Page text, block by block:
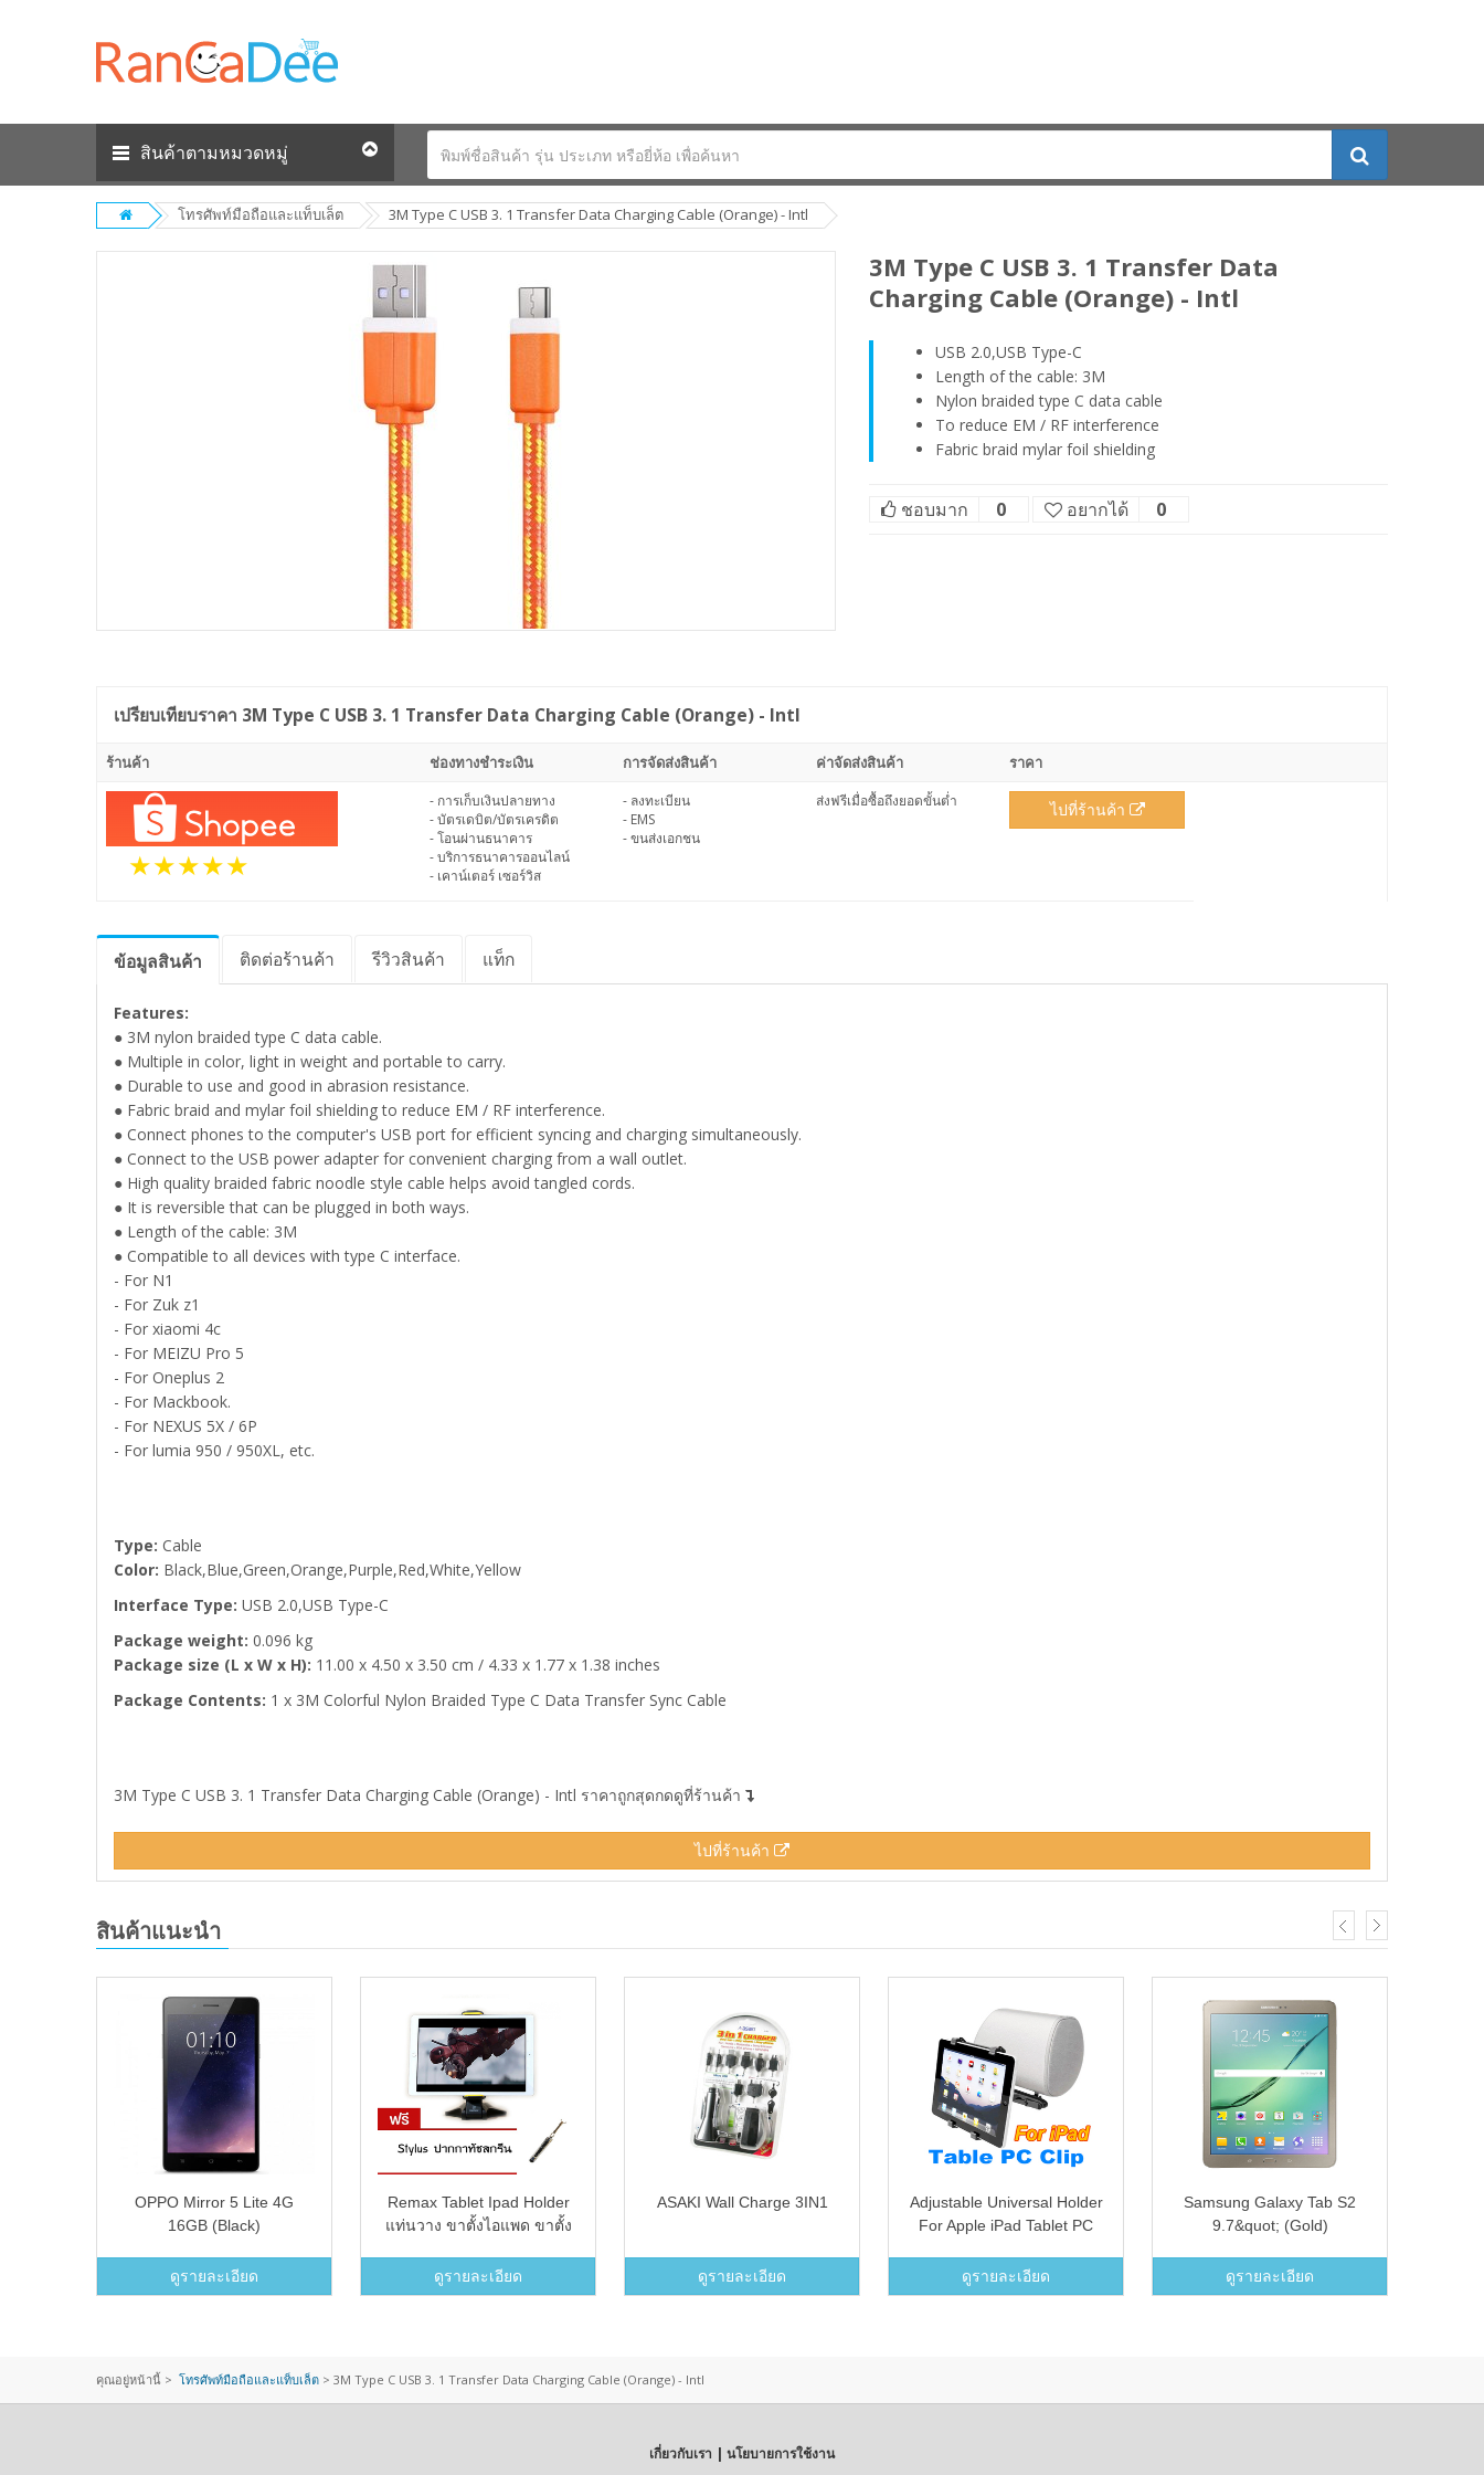
สินค้าตามหมวดหมู่
โทรศัพท์มือถือและแท็บเล็ต 3M Type C USB 3. 1 Transfer Data Charging Cable (Orange) - Intl
3M Type C USB 3. 1 Transfer Data
Charging Cable (Orange) - Intl
USB 2.0,USB Type-C
Length of the cable: 3M
Nylon braided type C data cable
To reduce EM / RF interference
Fabric braid mylar foil shielding
ชอบมาก 0 อยากได้ 0
เปรียบเทียบราคา 3M Type C USB 3. 1 Transfer Data Charging Cable (Orange) - Intl
ร้านค้า ช่องทางชำระเงิน การจัดส่งสินค้า ค่าจัดส่งสินค้า ราคา
- การเก็บเงินปลายทาง
- บัตรเดบิต/บัตรเครดิต
- โอนผ่านธนาคาร
- บริการธนาคารออนไลน์
- เคาน์เตอร์ เซอร์วิส
- ลงทะเบียน
- EMS
- ขนส่งเอกชน
ส่งฟรีเมื่อซื้อถึงยอดขั้นต่ำ ไปที่ร้านค้า
ข้อมูลสินค้า ติดต่อร้านค้า รีวิวสินค้า แท็ก
Features:
● 3M nylon braided type C data cable.
● Multiple in color, light in weight and portable to carry.
● Durable to use and good in abrasion resistance.
● Fabric braid and mylar foil shielding to reduce EM / RF interference.
● Connect phones to the computer's USB port for efficient syncing and charging simultaneously.
● Connect to the USB power adapter for convenient charging from a wall outlet.
● High quality braided fabric noodle style cable helps avoid tangled cords.
● It is reversible that can be plugged in both ways.
● Length of the cable: 3M
● Compatible to all devices with type C interface.
- For N1
- For Zuk z1
- For xiaomi 4c
- For MEIZU Pro 5
- For Oneplus 2
- For Mackbook.
- For NEXUS 5X / 6P
- For lumia 950 / 950XL, etc.
Type: Cable
Color: Black,Blue,Green,Orange,Purple,Red,White,Yellow
Interface Type: USB 2.0,USB Type-C
Package weight: 0.096 kg
Package size (L x W x H): 11.00 x 4.50 x 3.50 cm / 4.33 x 1.77 x 1.38 inches
Package Contents: 1 x 3M Colorful Nylon Braided Type C Data Transfer Sync Cable
3M Type C USB 3. 1 Transfer Data Charging Cable (Orange) - Intl ราคาถูกสุดกดดูที่ร้านค้า
ไปที่ร้านค้า
สินค้าแนะนำ
OPPO Mirror 5 Lite 4G
16GB (Black)
ดูรายละเอียด
Remax Tablet Ipad Holder
แท่นวาง ขาตั้งไอแพด ขาตั้ง
สกรีน
ดูรายละเอียด
ASAKI Wall Charge 3IN1
ดูรายละเอียด
Adjustable Universal Holder
For Apple iPad Tablet PC
(Black)
ดูรายละเอียด
Samsung Galaxy Tab S2
9.7&quot; (Gold)
ดูรายละเอียด
คุณอยู่หน้านี้ > โทรศัพท์มือถือและแท็บเล็ต > 3M Type C USB 3. 1 Transfer Data Charging Cable (Orange) - Intl
เกี่ยวกับเรา | นโยบายการใช้งาน